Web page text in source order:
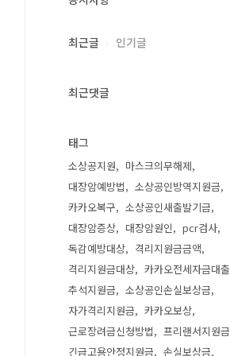
최근글 인기글
최근댓글
태그
소상공지원
마스크의무해제
대장암예방법
소상공인방역지원금
카카오복구
소상공인새출발기금
대장암증상
대장암원인
pcr검사
독감예방대상
격리지원금금액
격리지원금대상
카카오전세자금대출
추석지원금
소상공인손실보상금
자가격리지원금
카카오보상
근로장려금신청방법
프리랜서지원금
긴급고용안정지원금
손실보상금